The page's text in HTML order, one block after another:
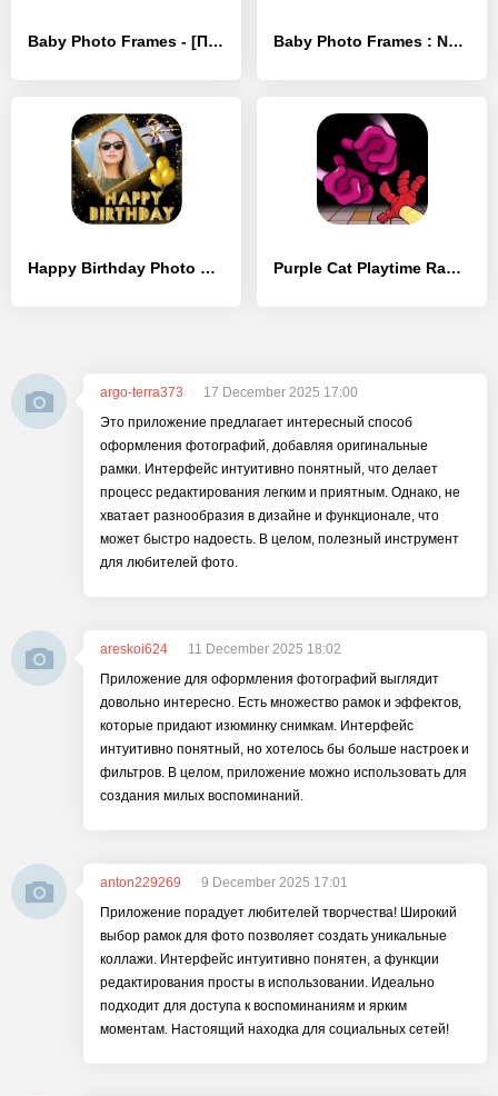
Baby Photo Frames - [Премиум версия] Baby Photo Frames : Name, Card - [Разблокированная версия]
Happy Birthday Photo Frames - [Полная версия] Purple Cat Playtime Rap Battle
argo-terra373
17 December 2025 17:00
Это приложение предлагает интересный способ
оформления фотографий, добавляя оригинальные
рамки. Интерфейс интуитивно понятный, что делает
процесс редактирования легким и приятным. Однако, не
хватает разнообразия в дизайне и функционале, что
может быстро надоесть. В целом, полезный инструмент
для любителей фото.
areskoi624
11 December 2025 18:02
Приложение для оформления фотографий выглядит
довольно интересно. Есть множество рамок и эффектов,
которые придают изюминку снимкам. Интерфейс
интуитивно понятный, но хотелось бы больше настроек и
фильтров. В целом, приложение можно использовать для
создания милых воспоминаний.
anton229269
9 December 2025 17:01
Приложение порадует любителей творчества! Широкий
выбор рамок для фото позволяет создать уникальные
коллажи. Интерфейс интуитивно понятен, а функции
редактирования просты в использовании. Идеально
подходит для доступа к воспоминаниям и ярким
моментам. Настоящий находка для социальных сетей!